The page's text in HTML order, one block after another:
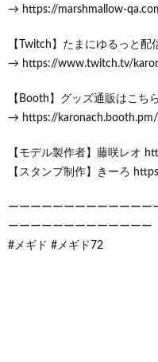
→ https://marshmallow-
【Twitch】たまにゆるっと配
→ https://www.twitch.tv/
【Booth】グッズ通販はこちら
→ https://karonach.booth.pm/
【モデル製作者】藤咲レオ
【スタンプ制作】きーろ
ーーーーーーーーーーーーー
ーーーーーーーーーーーーー
#メギド #メギド72